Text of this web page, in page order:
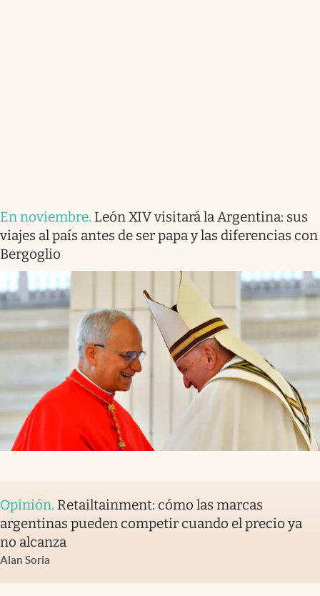
En noviembre. León XIV visitará la Argentina: sus
viajes al país antes de ser papa y las diferencias con
Bergoglio
Opinión. Retailtainment: cómo las marcas
argentinas pueden competir cuando el precio ya
no alcanza
Alan Soria